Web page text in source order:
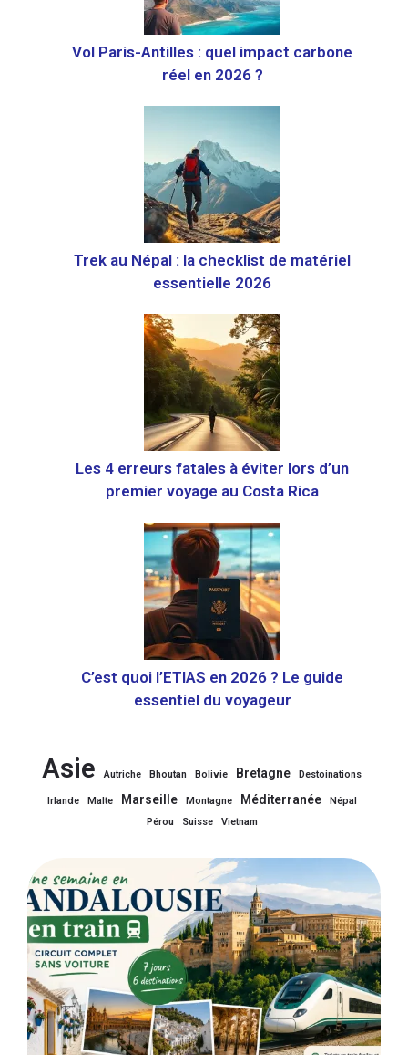
Vol Paris-Antilles : quel impact carbone
réel en 2026 ?
Trek au Népal : la checklist de matériel
essentielle 2026
Les 4 erreurs fatales à éviter lors d’un
premier voyage au Costa Rica
C’est quoi l’ETIAS en 2026 ? Le guide
essentiel du voyageur
Asie Autriche Bhoutan Bolivie Bretagne Destoinations
Irlande Malte Marseille Montagne Méditerranée
Népal
Pérou
Suisse Vietnam